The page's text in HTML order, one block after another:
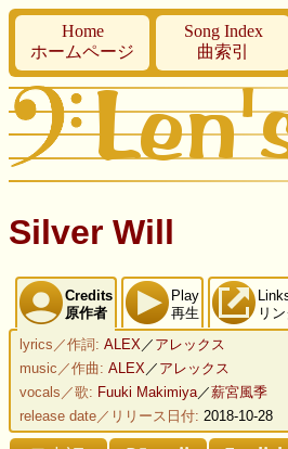
Home
ホームページ
Song Index
曲索引
Silver Will
Credits
原作者
Play
再生
リン
lyrics／作詞: ALEX ／ アレックス
music／作曲: ALEX ／ アレックス
vocals／歌: Fuuki Makimiya ／薪宮風季
release date／リリース日付: 2018-10-28